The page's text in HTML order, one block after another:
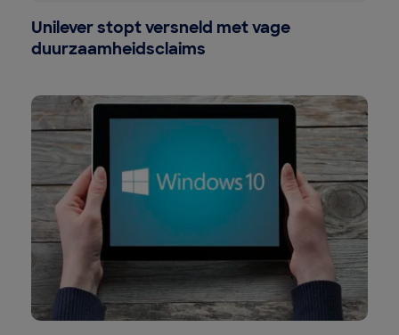
Unilever stopt versneld met vage
duurzaamheidsclaims